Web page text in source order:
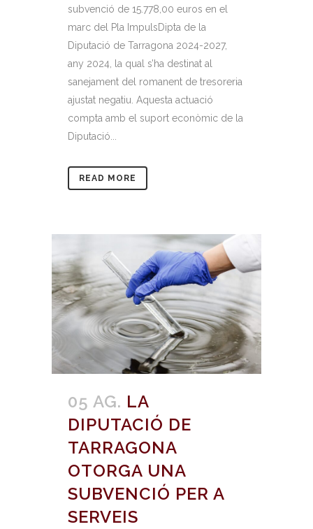
subvenció de 15.778,00 euros en el
marc del Pla ImpulsDipta de la
Diputació de Tarragona 2024-2027,
any 2024, la qual s’ha destinat al
sanejament del romanent de tresoreria
ajustat negatiu. Aquesta actuació
compta amb el suport econòmic de la
Diputació...
READ MORE
05 AG. LA
DIPUTACIÓ DE
TARRAGONA
OTORGA UNA
SUBVENCIÓ PER A
SERVEIS